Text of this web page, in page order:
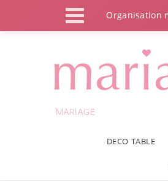
Organisation
MARIAGE
DECO TABLE
Panneau de gestion des cookies